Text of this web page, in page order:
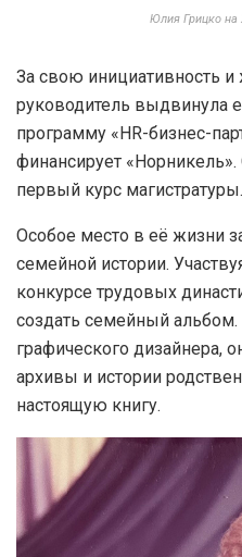
Юлия Грицко на
За свою инициативность
руководитель выдвинула
программу «HR-бизнес-
финансирует
первый курс магистратуры.
Особое место в её жизни
семейной истории.
конкурсе трудовых
создать семейный
графического дизайнера,
архивы и истории
настоящую книгу.